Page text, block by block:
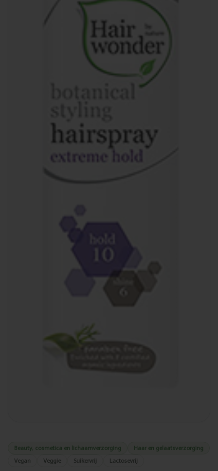
Beauty, cosmetica en lichaamverzorging
Haar en gelaatsverzorging
Vegan
Veggie Suikervrij Lactosevrij